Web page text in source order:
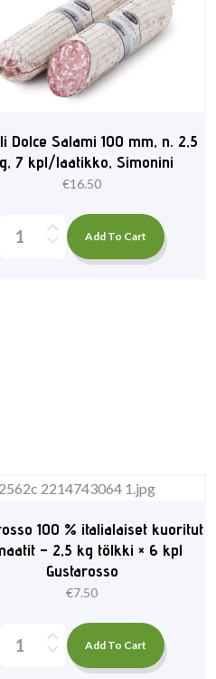
Dolce Salami 100 mm, n. 2,5
7 kpl/laatikko, Simonini
€16.50
Add To Cart
100 % italialaiset kuoritut
– 2,5 kg tölkki × 6 kpl
Gustarosso
€7.50
Add To Cart